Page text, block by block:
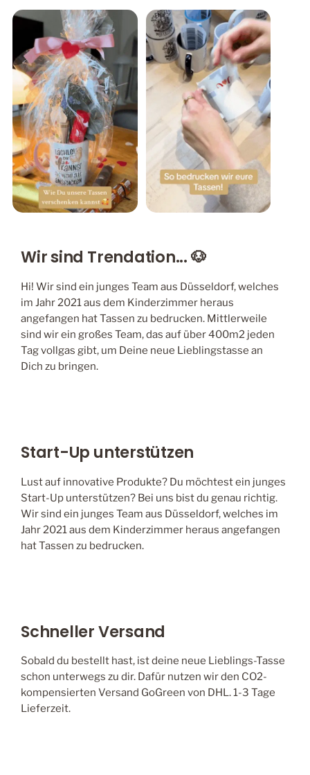
Wir sind Trendation... 🐶
Hi! Wir sind ein junges Team aus Düsseldorf, welches
im Jahr 2021 aus dem Kinderzimmer heraus
angefangen hat Tassen zu bedrucken. Mittlerweile
sind wir ein großes Team, das auf über 400m2 jeden
Tag vollgas gibt, um Deine neue Lieblingstasse an
Dich zu bringen.
Start-Up unterstützen
Lust auf innovative Produkte? Du möchtest ein junges
Start-Up unterstützen? Bei uns bist du genau richtig.
Wir sind ein junges Team aus Düsseldorf, welches im
Jahr 2021 aus dem Kinderzimmer heraus angefangen
hat Tassen zu bedrucken.
Schneller Versand
Sobald du bestellt hast, ist deine neue Lieblings-Tasse
schon unterwegs zu dir. Dafür nutzen wir den CO2-
kompensierten Versand GoGreen von DHL. 1-3 Tage
Lieferzeit.